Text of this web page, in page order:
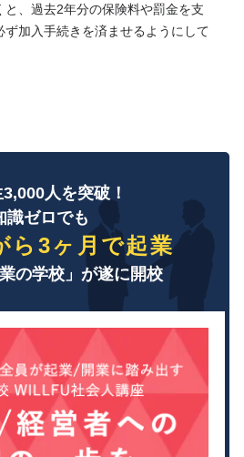
、過去2年分の保険料や罰金を支
加入手続きを済ませるようにして
人を突破！
識ゼロでも
ら3ヶ月で起業
の学校」が遂に開校